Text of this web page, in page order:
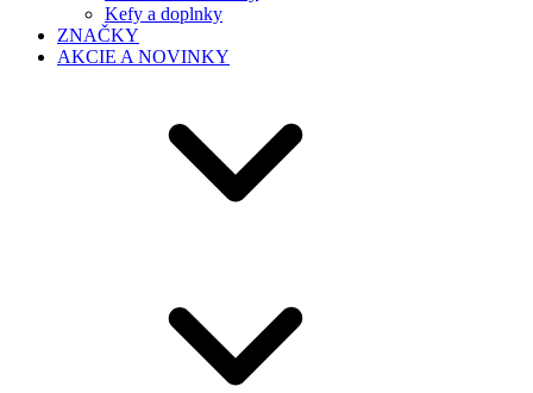
Kefy a doplnky
ZNAČKY
AKCIE A NOVINKY